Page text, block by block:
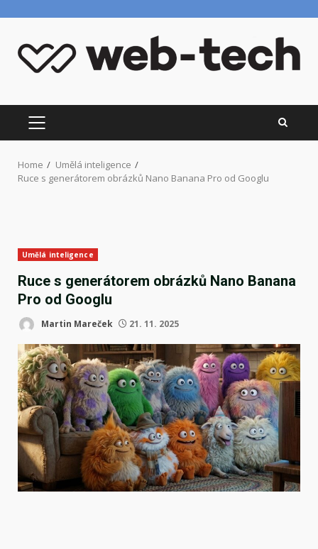
content
PRIMARY
MENU
Home
Umělá inteligence
Ruce s generátorem obrázků Nano Banana Pro od Googlu
Umělá inteligence
Ruce s generátorem obrázků Nano Banana
Pro od Googlu
Martin Mareček 21. 11. 2025